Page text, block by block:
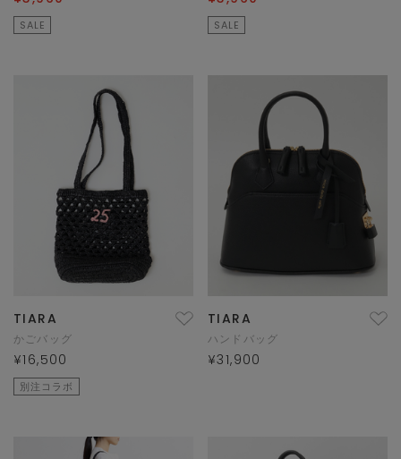
SALE SALE
TIARA
かごバッグ
¥16,500
別注コラボ
TIARA
ハンドバッグ
¥31,900